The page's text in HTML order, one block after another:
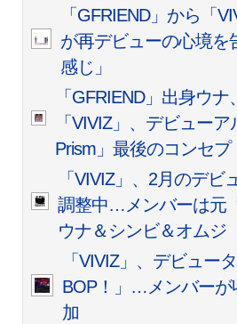
「GFRIEND」から「
が再デビューの心境を
感じ」
「GFRIEND」出身ウ
「VIVIZ」、デビュー
Prism」最後のコンセプ
「VIVIZ」、2月のデビ
調整中…メンバーは元
ウナ＆シンビ＆オムジ
「VIVIZ」、デビュー
BOP！」…メンバーが
加